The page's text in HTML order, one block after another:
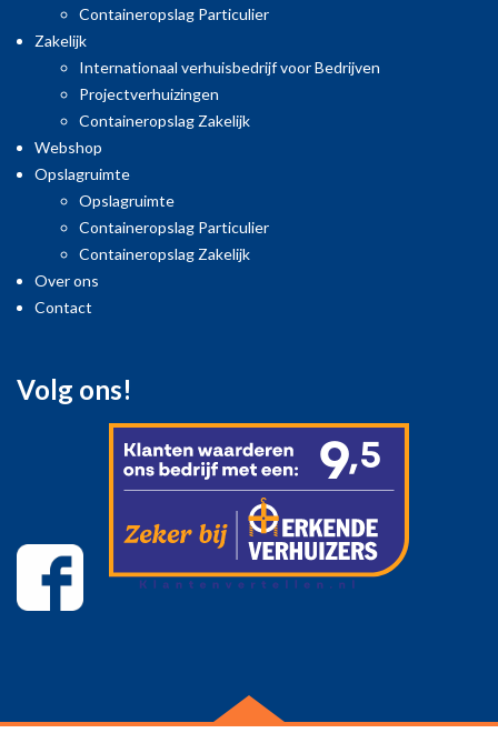
Containeropslag Particulier
Zakelijk
Internationaal verhuisbedrijf voor Bedrijven
Projectverhuizingen
Containeropslag Zakelijk
Webshop
Opslagruimte
Opslagruimte
Containeropslag Particulier
Containeropslag Zakelijk
Over ons
Contact
Volg ons!